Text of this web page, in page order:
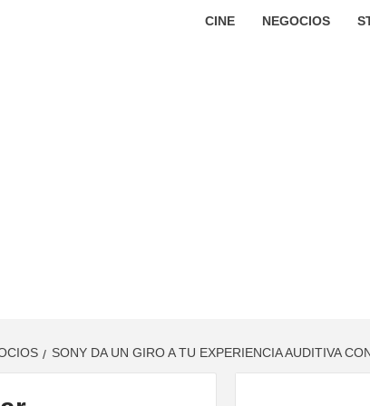
CINE NEGOCIOS
SONY DA UN GIRO A TU EXPERIENCIA AUDITIVA